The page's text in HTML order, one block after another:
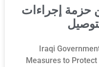
حزمة إجراءات
Iraqi
Measures to Protect